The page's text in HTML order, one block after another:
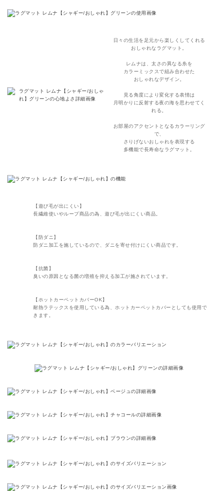
日々の生活を足元から楽しくしてくれる
おしゃれなラグマット。
レムナは、太さの異なる糸を
カラーミックスで組み合わせた
おしゃれなデザイン。
見る角度により変化する表情は
月明かりに反射する夜の海を思わせてく
れる。
お部屋のアクセントとなるカラーリング
で、
さりげないおしゃれを表現する
多機能で長寿命なラグマット。
【遊び毛が出にくい】
長繊維使いやループ商品の為、遊び毛が出にくい商品。
【防ダニ】
防ダニ加工を施しているので、ダニを寄せ付けにくい商品です。
【抗菌】
臭いの原因となる菌の増殖を抑える加工が施されています。
【ホットカーペットカバーOK】
耐熱ラテックスを使用している為、ホットカーペットカバーとしても使用で
きます。